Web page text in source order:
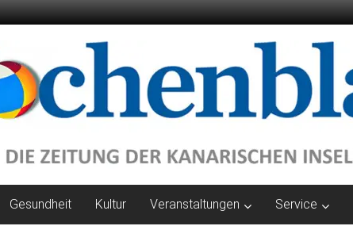
Gesundheit Kultur Veranstaltungen Service